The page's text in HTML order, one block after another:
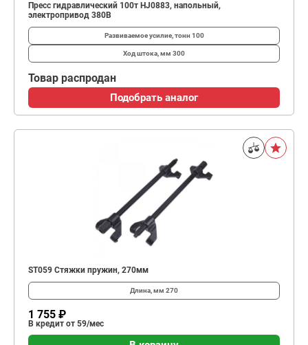
Пресс гидравлический 100т HJ0883, напольный,
электропривод 380В
Развиваемое усилие, тонн 100
Ход штока, мм 300
Товар распродан
Подобрать аналог
ST059 Стяжки пружин, 270мм
Длина, мм 270
1 755 ₽
В кредит от 59/мес